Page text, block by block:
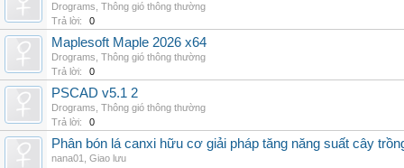
Drograms Thông gió thông thường
Trả lời:
0
Maplesoft Maple 2026 x64
Drograms Thông gió thông thường
Trả lời:
0
PSCAD v5.1 2
Drograms Thông gió thông thường
Trả lời:
0
Phân bón lá canxi hữu cơ giải pháp tăng năng suất cây
nana01
Giao lưu